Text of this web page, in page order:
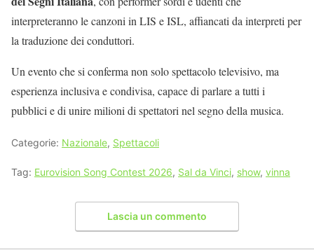
interpreteranno le canzoni in LIS e ISL, affiancati da interpreti per
la traduzione dei conduttori.
Un evento che si conferma non solo spettacolo televisivo, ma
esperienza inclusiva e condivisa, capace di parlare a tutti i
pubblici e di unire milioni di spettatori nel segno della musica.
Categorie: Nazionale, Spettacoli
Tag: Eurovision Song Contest 2026, Sal da Vinci, show, vinna
Lascia un commento